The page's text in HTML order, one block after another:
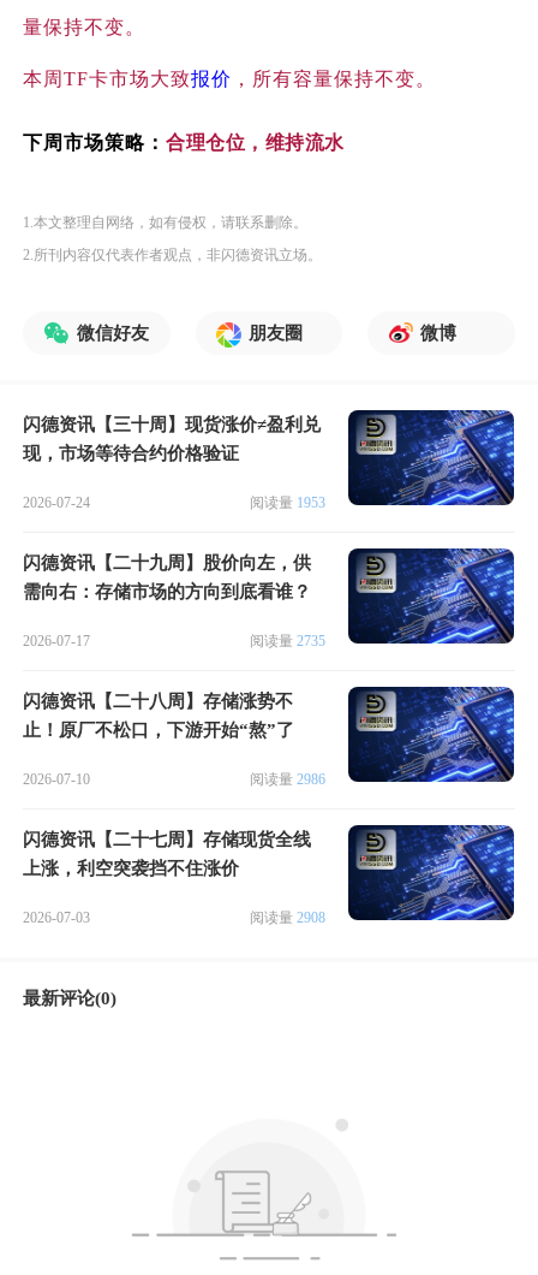
量保持不变。
本周TF卡市场大致报价 ，所有容量保持不变。
下周市场策略：合理仓位，维持流水
1.本文整理自网络，如有侵权，请联系删除。
2.所刊内容仅代表作者观点，非闪德资讯立场。
微信好友 朋友圈 微博
闪德资讯【三十周】现货涨价≠盈利兑
现，市场等待合约价格验证
2026-07-24 阅读量 1953
闪德资讯【二十九周】股价向左，供
需向右：存储市场的方向到底看谁？
2026-07-17 阅读量 2735
闪德资讯【二十八周】存储涨势不
止！原厂不松口，下游开始“熬”了
2026-07-10 阅读量 2986
闪德资讯【二十七周】存储现货全线
上涨，利空突袭挡不住涨价
2026-07-03 阅读量 2908
最新评论(0)